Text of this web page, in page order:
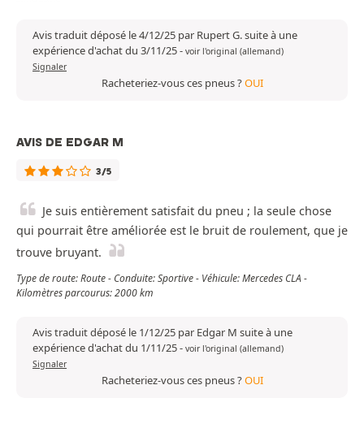
Avis traduit déposé le 4/12/25 par Rupert G. suite à une
expérience d'achat du 3/11/25- voir l'original (allemand)
Signaler
Racheteriez-vous ces pneus ?OUI
AVIS DE EDGAR M
3/5
Je suis entièrement satisfait du pneu ; la seule chose
qui pourrait être améliorée est le bruit de roulement, que je
trouve bruyant.
Type de route: Route - Conduite: Sportive - Véhicule: Mercedes CLA -
Kilomètres parcourus: 2000 km
Avis traduit déposé le 1/12/25 par Edgar M suite à une
expérience d'achat du 1/11/25- voir l'original (allemand)
Signaler
Racheteriez-vous ces pneus ?OUI